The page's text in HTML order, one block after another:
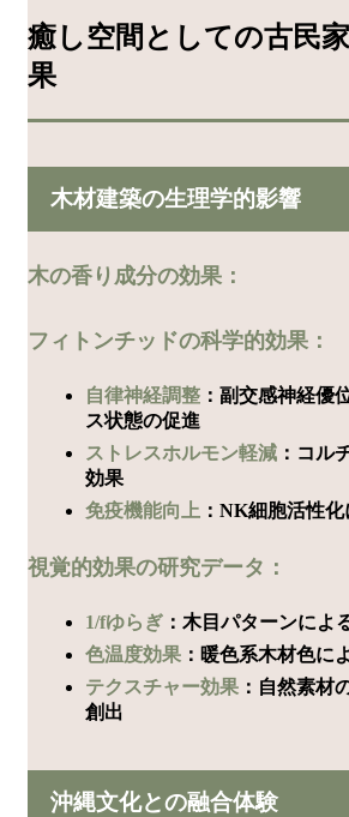
癒し空間としての古民
果
木材建築の生理学的影響
木の香り成分の効果：
フィトンチッドの科学的効果：
自律神経調整 ：副交感神経優
ス状態の促進
ストレスホルモン軽減 ：コル
効果
免疫機能向上 ：NK細胞活性
視覚的効果の研究データ：
1/fゆらぎ ：木目パターンによ
色温度効果 ：暖色系木材色に
テクスチャー効果 ：自然素材
創出
沖縄文化との融合体験